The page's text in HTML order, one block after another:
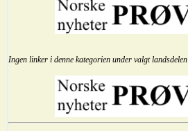
Ingen linker i denne kategorien under valgt landsdelen